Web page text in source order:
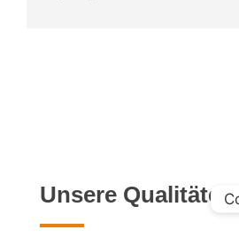
Unsere Qualitäten